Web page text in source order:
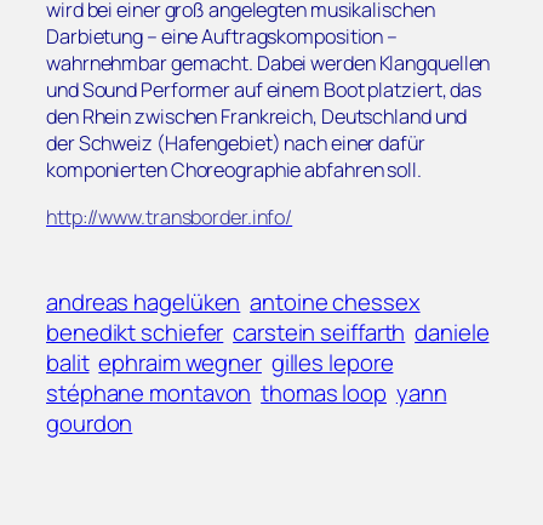
wird bei einer groß angelegten musikalischen
Darbietung – eine Auftragskomposition –
wahrnehmbar gemacht. Dabei werden Klangquellen
und Sound Performer auf einem Boot platziert, das
den Rhein zwischen Frankreich, Deutschland und
der Schweiz (Hafengebiet) nach einer dafür
komponierten Choreographie abfahren soll.
http://www.transborder.info/
andreas hagelüken antoine chessex
benedikt schiefer carstein seiffarth daniele
balit ephraim wegner gilles lepore
stéphane montavon thomas loop yann
gourdon